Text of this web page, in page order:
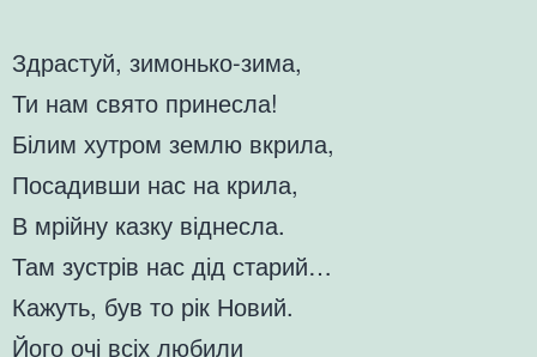
Здрастуй, зимонько-зима,
Ти нам свято принесла!
Білим хутром землю вкрила,
Посадивши нас на крила,
В мрійну казку віднесла.
Там зустрів нас дід старий…
Кажуть, був то рік Новий.
Його очі всіх любили